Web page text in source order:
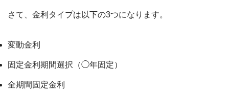
さて、金利タイプは以下の3つになります。
変動金利
固定金利期間選択（◯年固定）
全期間固定金利